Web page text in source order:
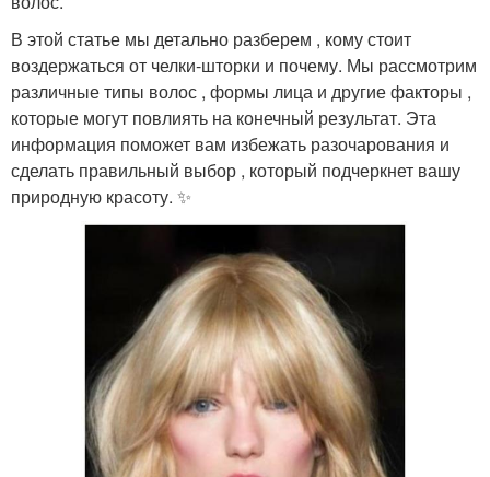
В этой статье мы детально разберем , кому стоит
воздержаться от челки-шторки и почему. Мы рассмотрим
различные типы волос , формы лица и другие факторы ,
которые могут повлиять на конечный результат. Эта
информация поможет вам избежать разочарования и
сделать правильный выбор , который подчеркнет вашу
природную красоту. ✨